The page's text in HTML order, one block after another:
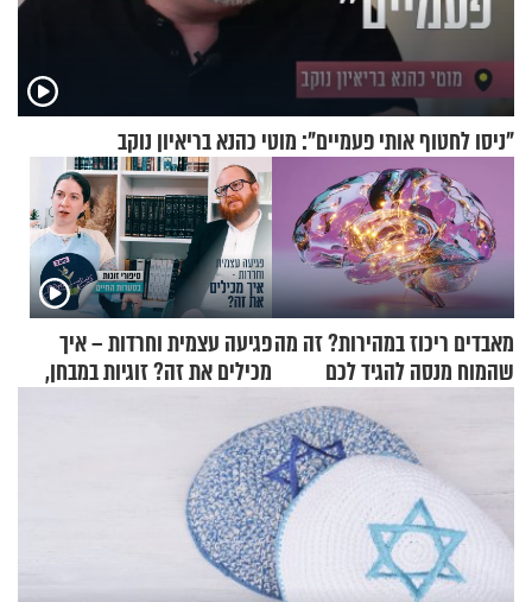
"ניסו לחטוף אותי פעמיים": מוטי כהנא בריאיון נוקב
מאבדים ריכוז במהירות? זה מה
שהמוח מנסה להגיד לכם
פגיעה עצמית וחרדות – איך
מכילים את זה? זוגיות במבחן,